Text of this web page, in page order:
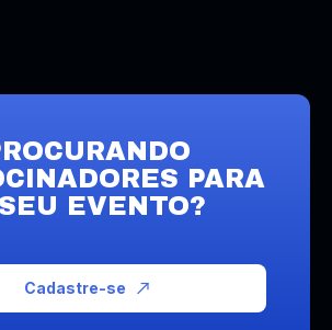
PARA
EVENTO?
Cadastre-se